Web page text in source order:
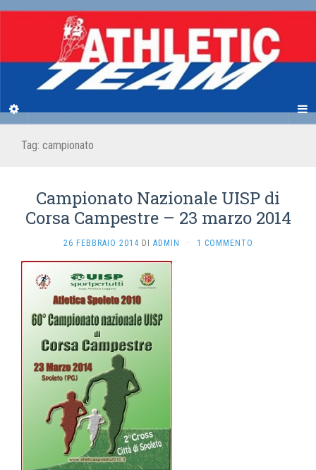
Tag: campionato
Campionato Nazionale UISP di
Corsa Campestre – 23 marzo 2014
26 FEBBRAIO 2014 DI ADMIN · 1 COMMENTO